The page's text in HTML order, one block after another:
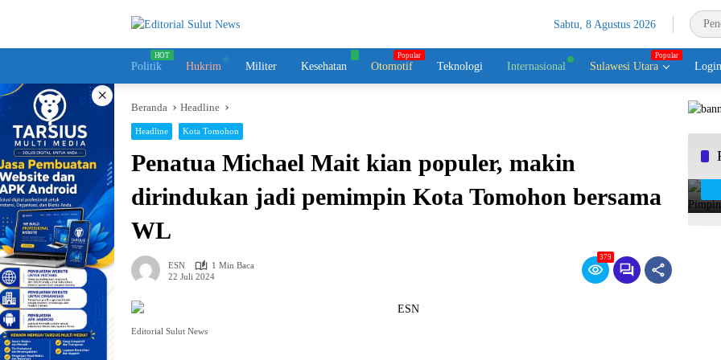
Sabtu, 8 Agustus 2026
Politik Hukrim Militer Kesehatan Otomotif Teknologi Internasional Sulawesi Utara Login
×
Beranda Headline
Headline Kota Tomohon
Penatua Michael Mait kian populer, makin
dirindukan jadi pemimpin Kota Tomohon bersama
WL
ESN
1 Min Baca
22 Juli 2024
379
Editorial Sulut News